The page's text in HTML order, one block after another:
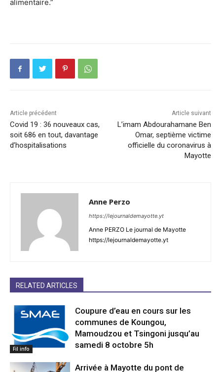
alimentaire.”
Article précédent
Covid 19 : 36 nouveaux cas,
soit 686 en tout, davantage
d’hospitalisations
Article suivant
L’imam Abdourahamane Ben
Omar, septième victime
officielle du coronavirus à
Mayotte
Anne Perzo
https://lejournaldemayotte.yt
Anne PERZO Le journal de Mayotte
https://lejournaldemayotte.yt
RELATED ARTICLES
Fil info
Coupure d’eau en cours sur les
communes de Koungou,
Mamoudzou et Tsingoni jusqu’au
samedi 8 octobre 5h
Arrivée à Mayotte du pont de